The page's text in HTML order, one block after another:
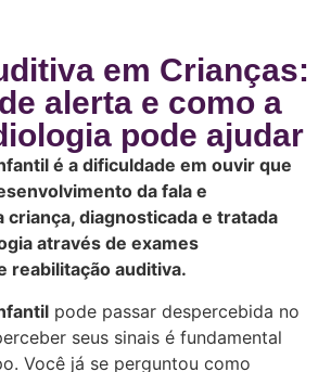
em Crianças:
alerta e como a
pode ajudar
é a dificuldade em ouvir que
da fala e
criança, diagnosticada e tratada
através de exames
reabilitação auditiva.
pode passar despercebida no
seus sinais é fundamental
Você já se perguntou como